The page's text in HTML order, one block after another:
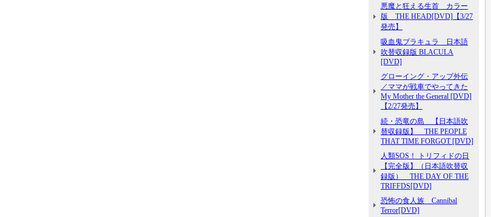
悪魔と狂える生首 カラー
版 THE HEAD[DVD]【3/27
発売】
吸血鬼ブラキュラ 日本語
吹替収録版 BLACULA
[DVD]
グローイング・アップ外伝
／ママが戦車でやってきた
My Mother the General [DVD]
【2/27発売】
続・恐竜の島 【日本語吹
替収録版】 THE PEOPLE
THAT TIME FORGOT [DVD]
人類SOS！ トリフィドの日
【完全版】（日本語吹替収
録版） THE DAY OF THE
TRIFFDS[DVD]
恐怖の食人族 Cannibal
Terror[DVD]